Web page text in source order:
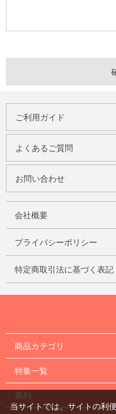
ご利用ガイド
よくあるご質問
お問い合わせ
会社概要
プライバシーポリシー
特定商取引法に基づく表記
商品カテゴリ
特集一覧
系列
当サイトでは、サイトの利